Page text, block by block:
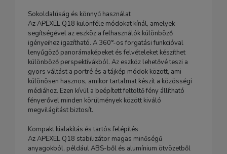
Sokoldalúság és könnyű használat
Az APEXEL Q18 különféle módokat kínál, amelyek
segítségével az eszköz a felhasználók különböző
igényeihez igazítható. A 360°-os forgatási funkcióval
lenyűgöző panorámaképeket és felvételeket készíthet
különböző perspektívákból. Az eszköz lehetővé teszi a
gyors váltást a portré és a tájkép módok között, ami
különösen hasznos, amikor tartalmat készít a közösségi
médiához. Ezen kívül a beépített feltöltő fény állítható
fényerővel minden körülmények között kiváló
megvilágítást biztosít.
Kompakt kialakítás és tartós felépítés
Az APEXEL Q18 stabilizátor magas minőségű
anyagokból, például ABS-ből és alumínium ötvözetből